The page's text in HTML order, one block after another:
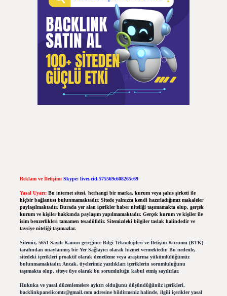
Reklam ve İletişim: Skype: live:.cid.575569c608265c69
Yasal Uyarı: Bu internet sitesi, herhangi bir marka, kurum veya şahıs şirketi ile
hiçbir bağlantısı bulunmamaktadır. Sitede yalnızca kendi hazırladığımız makaleler
paylaşılmaktadır. Burada yer alan içerikler haber niteliği taşımamakta olup, gerçek
kurum ve kişiler hakkında paylaşım yapılmamaktadır. Gerçek kurum ve kişiler ile
isim benzerlikleri tamamen tesadüfidir. Sitemizdeki bilgiler taslak halindedir ve
tavsiye niteliği taşımazlar.
Sitemiz, 5651 Sayılı Kanun gereğince Bilgi Teknolojileri ve İletişim Kurumu (BTK)
tarafından onaylanmış bir Yer Sağlayıcı olarak hizmet vermektedir. Bu nedenle,
sitedeki içerikleri proaktif olarak denetleme veya araştırma yükümlülüğümüz
bulunmamaktadır. Ancak, üyelerimiz yazdıkları içeriklerin sorumluluğunu
taşımakta olup, siteye üye olarak bu sorumluluğu kabul etmiş sayılırlar.
Hukuka ve yasal düzenlemelere aykırı olduğunu düşündüğünüz içerikleri,
backlinkpanelicomtr@gmail.comadresine bildirmeniz halinde, ilgili içerikler yasal